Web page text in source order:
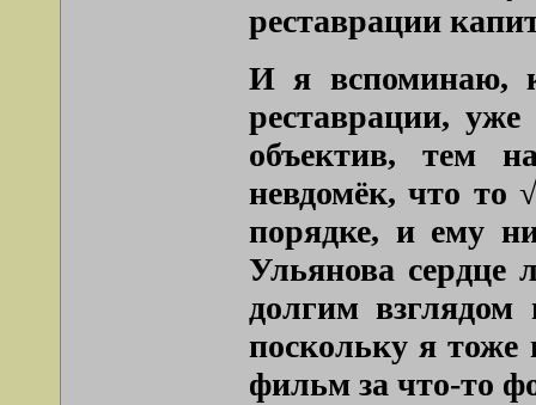
реставрации
И я вспоминаю,
реставрации,
объектив, тем
невдомёк, что то
порядке, и ему
Ульянова сердце
долгим
поскольку я тоже
фильм за что-то